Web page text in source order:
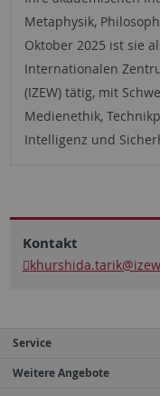
Metaphysik,
Oktober 2025 ist sie
Internationalen
(IZEW) tätig, mit
Medienethik,
Intelligenz und
Kontakt
khurshida.tarik
Service
Weitere Angebote